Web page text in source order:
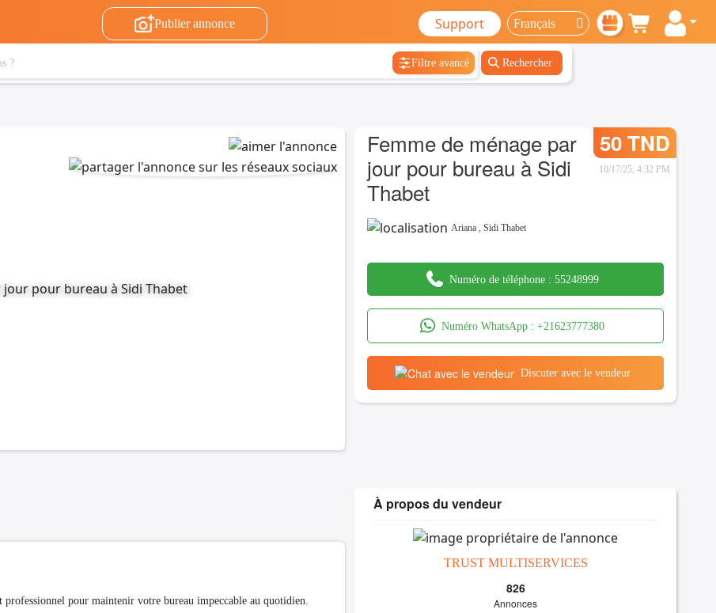
Publier annonce Support
Filtre avancé Rechercher
Femme de ménage par
jour pour bureau à Sidi
Thabet
50 TND
10/17/25, 4:32 PM
Ariana ,Sidi Thabet
Numéro de téléphone : 55248999
Numéro WhatsApp : +21623777380
Discuter avec le vendeur
pour maintenir votre bureau impeccable au quotidien.
À propos du vendeur
TRUST MULTISERVICES
826
Annonces